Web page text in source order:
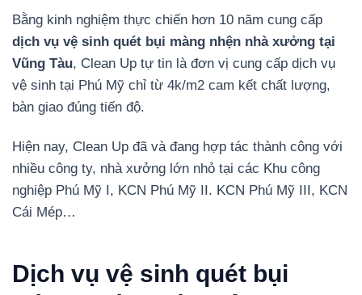
Bằng kinh nghiệm thực chiến hơn 10 năm cung cấp
dịch vụ vệ sinh quét bụi màng nhện nhà xưởng tại
Vũng Tàu, Clean Up tự tin là đơn vị cung cấp dịch vụ
vệ sinh tại Phú Mỹ chỉ từ 4k/m2 cam kết chất lượng,
bàn giao đúng tiến độ.
Hiện nay, Clean Up đã và đang hợp tác thành công với
nhiều công ty, nhà xưởng lớn nhỏ tại các Khu công
nghiệp Phú Mỹ I, KCN Phú Mỹ II. KCN Phú Mỹ III, KCN
Cái Mép…
Dịch vụ vệ sinh quét bụi